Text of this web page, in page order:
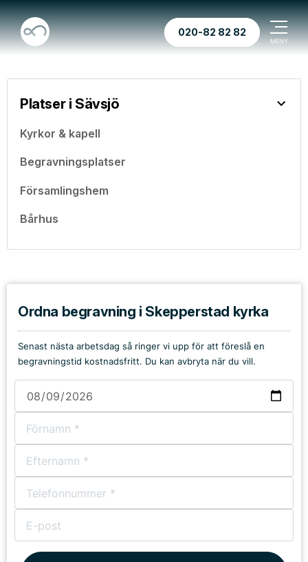
020-82 82 82
Platser i Sävsjö
Kyrkor & kapell
Begravningsplatser
Församlingshem
Bårhus
Ordna begravning i Skepperstad kyrka
Senast nästa arbetsdag så ringer vi upp för att föreslå en
begravningstid kostnadsfritt. Du kan avbryta när du vill.